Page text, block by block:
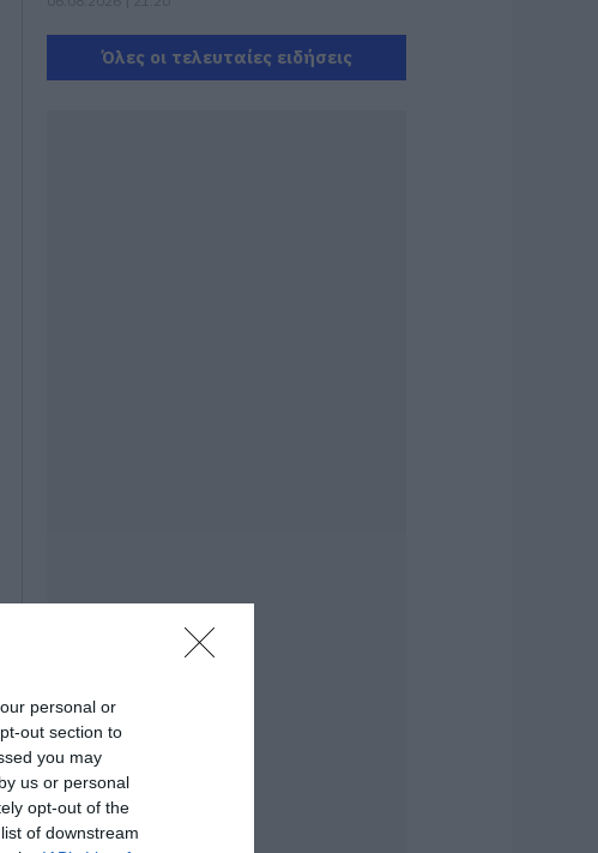
personal or
out section to
you may
us or personal
opt-out of the
of downstream
Νεότερα για τη
Φωτιά στη Σκύρο:
θα κάνετε το τέλειο
Θρήνος στην Εύβοια:
Έφυγε από τη ζωή ο
37χρονος που είχε
τροχαίο με
αγριογούρουνο
Όλες οι τελευταίες ειδήσεις